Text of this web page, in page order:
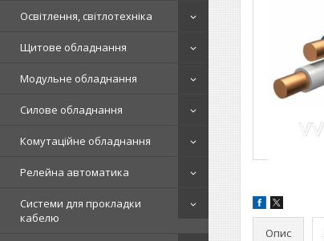
Освітлення, світлотехніка
Щитове обладнання
Модульне обладнання
Силове обладнання
Комутаційне обладнання
Релейна автоматика
Системи для прокладки
кабелю
Опис